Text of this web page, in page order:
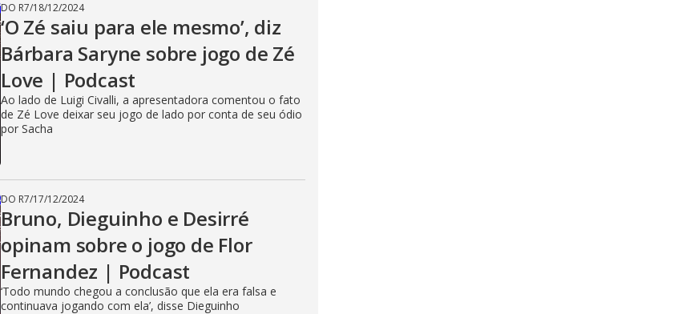
DO R7/18/12/2024
‘O Zé saiu para ele mesmo’, diz
Bárbara Saryne sobre jogo de Zé
Love | Podcast
Ao lado de Luigi Civalli, a apresentadora comentou o fato
de Zé Love deixar seu jogo de lado por conta de seu ódio
por Sacha
DO R7/17/12/2024
Bruno, Dieguinho e Desirré
opinam sobre o jogo de Flor
Fernandez | Podcast
‘Todo mundo chegou a conclusão que ela era falsa e
continuava jogando com ela’, disse Dieguinho